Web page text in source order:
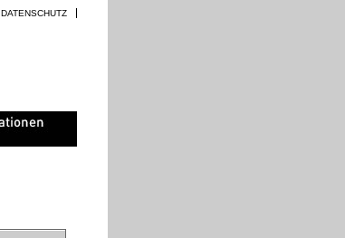
DATENSCHUTZ